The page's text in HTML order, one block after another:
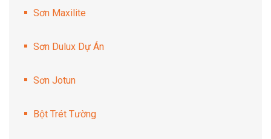
Sơn Maxilite
Sơn Dulux Dự Án
Sơn Jotun
Bột Trét Tường